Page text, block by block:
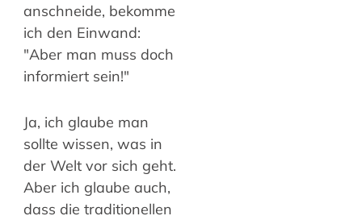
anschneide, bekomme
ich den Einwand:
"Aber man muss doch
informiert sein!"
Ja, ich glaube man
sollte wissen, was in
der Welt vor sich geht.
Aber ich glaube auch,
dass die traditionellen